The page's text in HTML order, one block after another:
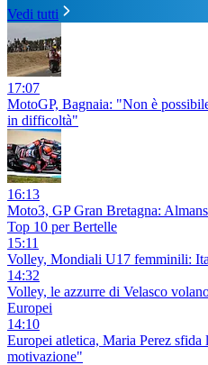
Vedi tutti
17:07
MotoGP, Bagnaia: "Non è
in difficoltà"
16:13
Moto3, GP Gran Bretagna:
Top 10 per Bertelle
15:11
Volley, Mondiali U17 femminili:
14:32
Volley, le azzurre di Velasco
Europei
14:10
Europei atletica, Maria Perez
motivazione"